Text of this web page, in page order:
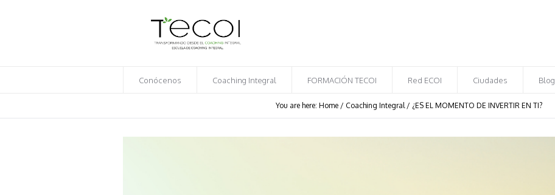
Conócenos Coaching Integral FORMACIÓN TECOI Red ECOI Ciudades Blog
You are here: Home / Coaching Integral / ¿ES EL MOMENTO DE INVERTIR EN TI?